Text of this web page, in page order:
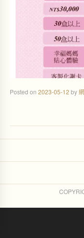
Posted on 2023-05-12 by